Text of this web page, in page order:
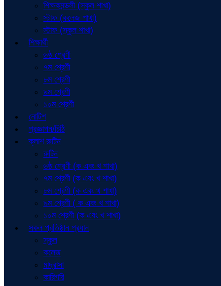
শিক্ষকমন্ডলী (স্কুল শাখা)
স্টাফ (কলেজ শাখা)
স্টাফ (স্কুল শাখা)
শিক্ষার্থী
৬ষ্ঠ শ্রেণী
৭ম শ্রেণী
৮ম শ্রেণী
৯ম শ্রেণী
১০ম শ্রেণী
নোটিশ
প্রজ্ঞাপন/চিঠি
ক্লাশ রুটিন
রুটিন
৬ষ্ঠ শ্রেণী (ক এবং খ শাখা)
৭ম শ্রেণী (ক এবং খ শাখা)
৮ম শ্রেণী (ক এবং খ শাখা)
৯ম শ্রেণী ( ক এবং খ শাখা)
১০ম শ্রেণী (ক এবং খ শাখা)
সকল প্রতিষ্ঠান প্রধান
স্কুল
কলেজ
মাদ্রাসা
কারিগরি